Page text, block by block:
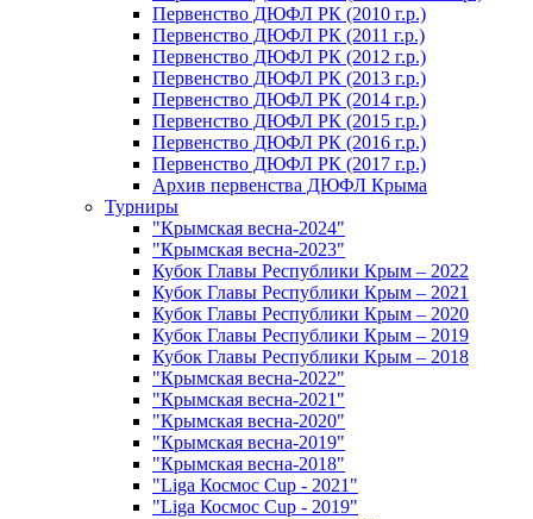
Первенство ДЮФЛ РК (2010 г.р.)
Первенство ДЮФЛ РК (2011 г.р.)
Первенство ДЮФЛ РК (2012 г.р.)
Первенство ДЮФЛ РК (2013 г.р.)
Первенство ДЮФЛ РК (2014 г.р.)
Первенство ДЮФЛ РК (2015 г.р.)
Первенство ДЮФЛ РК (2016 г.р.)
Первенство ДЮФЛ РК (2017 г.р.)
Архив первенства ДЮФЛ Крыма
Турниры
"Крымская весна-2024"
"Крымская весна-2023"
Кубок Главы Республики Крым – 2022
Кубок Главы Республики Крым – 2021
Кубок Главы Республики Крым – 2020
Кубок Главы Республики Крым – 2019
Кубок Главы Республики Крым – 2018
"Крымская весна-2022"
"Крымская весна-2021"
"Крымская весна-2020"
"Крымская весна-2019"
"Крымская весна-2018"
"Liga Космос Cup - 2021"
"Liga Космос Cup - 2019"